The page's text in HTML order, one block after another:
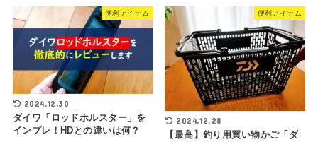
便利アイテム
2024.12.30
ダイワ「ロッドホルスター」を
インプレ！HDとの違いは何？
便利アイテム
2024.12.28
【最高】釣り用買い物かご「ダ